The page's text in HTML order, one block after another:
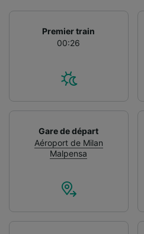
Premier train
00:26
Gare de départ
Aéroport de Milan
Malpensa